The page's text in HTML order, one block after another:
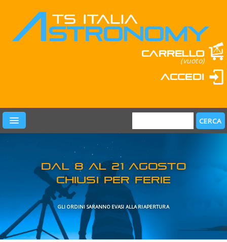
Carrello
(vuoto)
Accedi
PRODOTTI
LEARN & FUN
MARCHI